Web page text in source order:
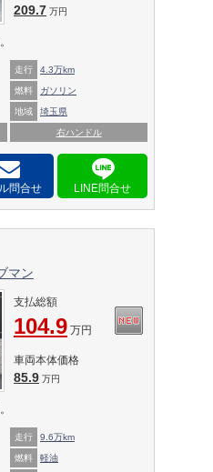
209.7 万円
走行 4.3万km
燃料 ガソリン
地域 埼玉県
右ハンドル
問合せ
マン
支払総額
104.9 万円
車両本体価格
85.9 万円
走行 9.6万km
燃料 軽油